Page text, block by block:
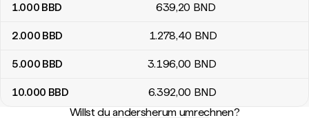
1.000 BBD 639,20 BND
2.000 BBD 1.278,40 BND
5.000 BBD 3.196,00 BND
10.000 BBD 6.392,00 BND
Willst du andersherum umrechnen?